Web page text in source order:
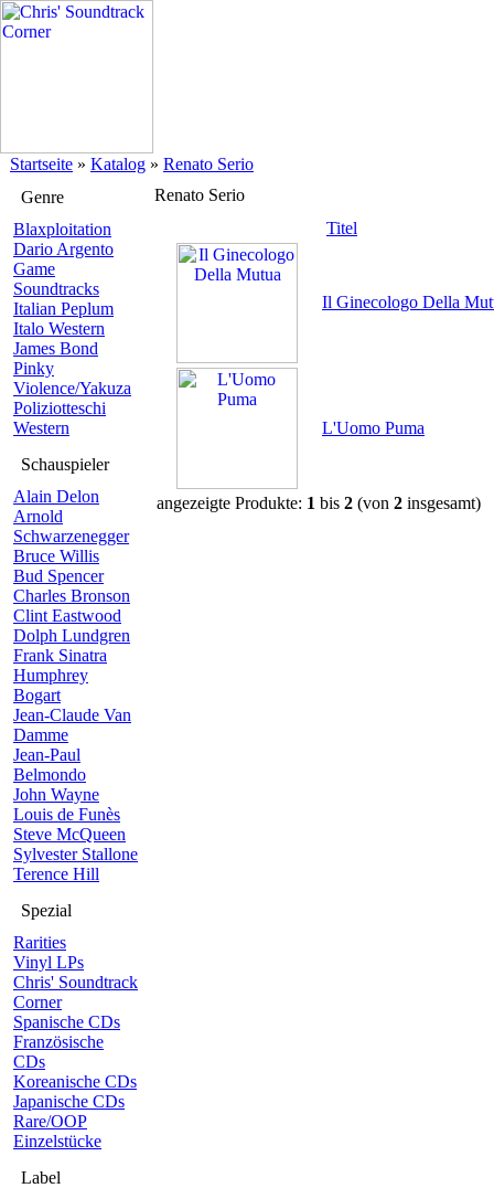
Startseite » Katalog » Renato Serio
Genre
Blaxploitation
Dario Argento
Game
Soundtracks
Italian Peplum
Italo Western
James Bond
Pinky
Violence/Yakuza
Poliziotteschi
Western
Schauspieler
Alain Delon
Arnold
Schwarzenegger
Bruce Willis
Bud Spencer
Charles Bronson
Clint Eastwood
Dolph Lundgren
Frank Sinatra
Humphrey
Bogart
Jean-Claude Van
Damme
Jean-Paul
Belmondo
John Wayne
Louis de Funès
Steve McQueen
Sylvester Stallone
Terence Hill
Spezial
Rarities
Vinyl LPs
Chris' Soundtrack
Corner
Spanische CDs
Französische
CDs
Koreanische CDs
Japanische CDs
Rare/OOP
Einzelstücke
Label
Renato Serio
Titel
Il Ginecologo Della
L'Uomo Puma
angezeigte Produkte: 1 bis 2 (von 2 insgesamt)